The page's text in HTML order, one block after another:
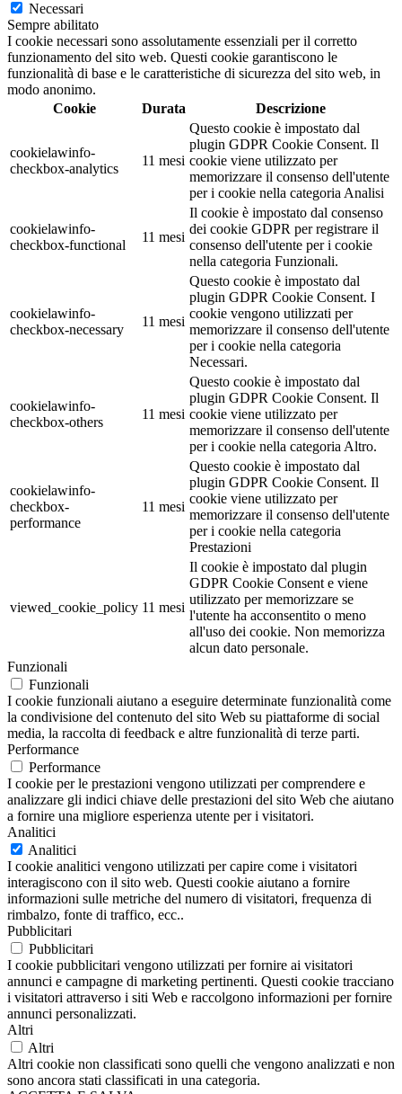
Necessari
Sempre abilitato
I cookie necessari sono assolutamente essenziali per il corretto
funzionamento del sito web. Questi cookie garantiscono le
funzionalità di base e le caratteristiche di sicurezza del sito web, in
modo anonimo.
Cookie
Durata Descrizione
cookielawinfo-
checkbox-analytics
11 mesi
Questo cookie è impostato dal
plugin GDPR Cookie Consent. Il
cookie viene utilizzato per
memorizzare il consenso dell'utente
per i cookie nella categoria Analisi
cookielawinfo-
checkbox-functional
11 mesi
Il cookie è impostato dal consenso
dei cookie GDPR per registrare il
consenso dell'utente per i cookie
nella categoria Funzionali.
cookielawinfo-
checkbox-necessary
11 mesi
Questo cookie è impostato dal
plugin GDPR Cookie Consent. I
cookie vengono utilizzati per
memorizzare il consenso dell'utente
per i cookie nella categoria
Necessari.
cookielawinfo-
checkbox-others
11 mesi
Questo cookie è impostato dal
plugin GDPR Cookie Consent. Il
cookie viene utilizzato per
memorizzare il consenso dell'utente
per i cookie nella categoria Altro.
cookielawinfo-
checkbox-
performance
11 mesi
Questo cookie è impostato dal
plugin GDPR Cookie Consent. Il
cookie viene utilizzato per
memorizzare il consenso dell'utente
per i cookie nella categoria
Prestazioni
viewed_cookie_policy 11 mesi
Il cookie è impostato dal plugin
GDPR Cookie Consent e viene
utilizzato per memorizzare se
l'utente ha acconsentito o meno
all'uso dei cookie. Non memorizza
alcun dato personale.
Funzionali
Funzionali
I cookie funzionali aiutano a eseguire determinate funzionalità come
la condivisione del contenuto del sito Web su piattaforme di social
media, la raccolta di feedback e altre funzionalità di terze parti.
Performance
Performance
I cookie per le prestazioni vengono utilizzati per comprendere e
analizzare gli indici chiave delle prestazioni del sito Web che aiutano
a fornire una migliore esperienza utente per i visitatori.
Analitici
Analitici
I cookie analitici vengono utilizzati per capire come i visitatori
interagiscono con il sito web. Questi cookie aiutano a fornire
informazioni sulle metriche del numero di visitatori, frequenza di
rimbalzo, fonte di traffico, ecc..
Pubblicitari
Pubblicitari
I cookie pubblicitari vengono utilizzati per fornire ai visitatori
annunci e campagne di marketing pertinenti. Questi cookie tracciano
i visitatori attraverso i siti Web e raccolgono informazioni per fornire
annunci personalizzati.
Altri
Altri
Altri cookie non classificati sono quelli che vengono analizzati e non
sono ancora stati classificati in una categoria.